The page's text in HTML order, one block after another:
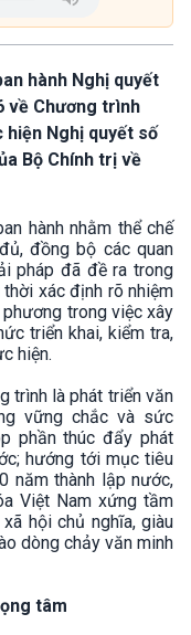
hành Nghị quyết
về Chương trình
hiện Nghị quyết số
Bộ Chính trị về
hành nhằm thể chế
đồng bộ các quan
pháp đã đề ra trong
xác định rõ nhiệm
trong việc xây
triển khai, kiểm tra,
hiện.
trình là phát triển văn
vững chắc và sức
phần thúc đẩy phát
hướng tới mục tiêu
năm thành lập nước,
Việt Nam xứng tầm
hội chủ nghĩa, giàu
dòng chảy văn minh
tâm